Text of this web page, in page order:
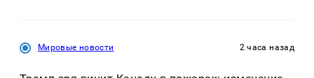
Мировые новости 2 часа назад